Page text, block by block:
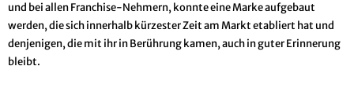
und bei allen Franchise-Nehmern, konnte eine Marke aufgebaut
werden, die sich innerhalb kürzester Zeit am Markt etabliert hat und
denjenigen, die mit ihr in Berührung kamen, auch in guter Erinnerung
bleibt.